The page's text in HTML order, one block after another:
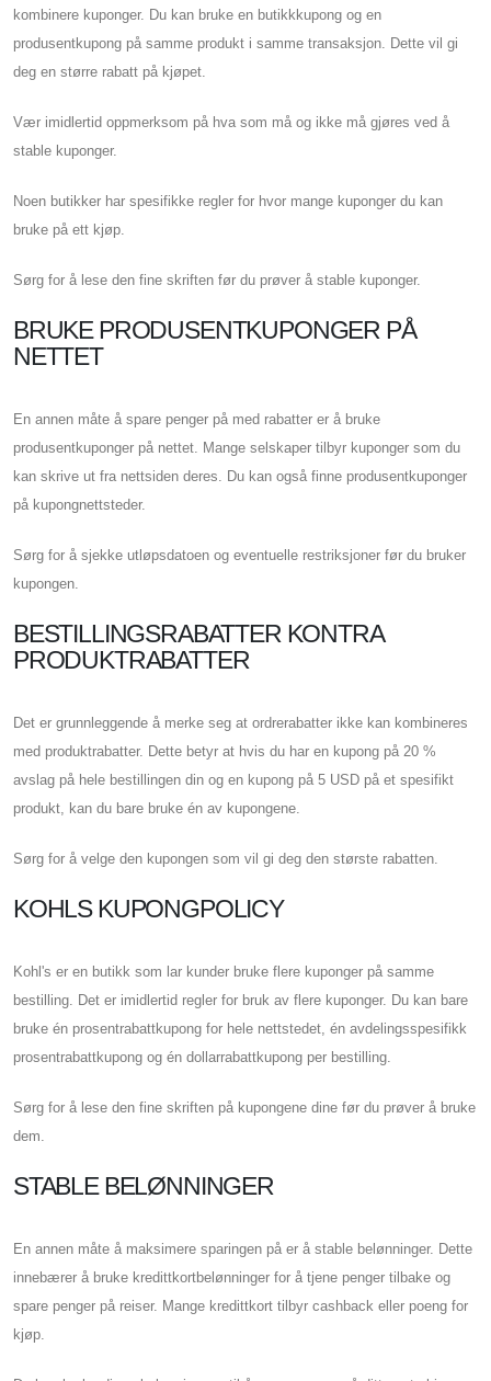
kombinere kuponger. Du kan bruke en butikkkupong og en
produsentkupong på samme produkt i samme transaksjon. Dette vil gi
deg en større rabatt på kjøpet.
Vær imidlertid oppmerksom på hva som må og ikke må gjøres ved å
stable kuponger.
Noen butikker har spesifikke regler for hvor mange kuponger du kan
bruke på ett kjøp.
Sørg for å lese den fine skriften før du prøver å stable kuponger.
BRUKE PRODUSENTKUPONGER PÅ
NETTET
En annen måte å spare penger på med rabatter er å bruke
produsentkuponger på nettet. Mange selskaper tilbyr kuponger som du
kan skrive ut fra nettsiden deres. Du kan også finne produsentkuponger
på kupongnettsteder.
Sørg for å sjekke utløpsdatoen og eventuelle restriksjoner før du bruker
kupongen.
BESTILLINGSRABATTER KONTRA
PRODUKTRABATTER
Det er grunnleggende å merke seg at ordrerabatter ikke kan kombineres
med produktrabatter. Dette betyr at hvis du har en kupong på 20 %
avslag på hele bestillingen din og en kupong på 5 USD på et spesifikt
produkt, kan du bare bruke én av kupongene.
Sørg for å velge den kupongen som vil gi deg den største rabatten.
KOHLS KUPONGPOLICY
Kohl's er en butikk som lar kunder bruke flere kuponger på samme
bestilling. Det er imidlertid regler for bruk av flere kuponger. Du kan bare
bruke én prosentrabattkupong for hele nettstedet, én avdelingsspesifikk
prosentrabattkupong og én dollarrabattkupong per bestilling.
Sørg for å lese den fine skriften på kupongene dine før du prøver å bruke
dem.
STABLE BELØNNINGER
En annen måte å maksimere sparingen på er å stable belønninger. Dette
innebærer å bruke kredittkortbelønninger for å tjene penger tilbake og
spare penger på reiser. Mange kredittkort tilbyr cashback eller poeng for
kjøp.